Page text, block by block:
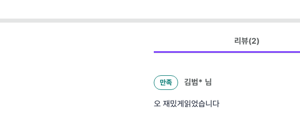
리뷰(2)
만족 김범* 님
오 재밌게읽었습니다